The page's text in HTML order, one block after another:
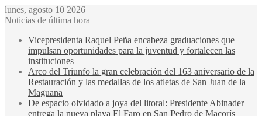
lunes, agosto 10 2026
Noticias de última hora
Vicepresidenta Raquel Peña encabeza graduaciones que
impulsan oportunidades para la juventud y fortalecen las
instituciones
Arco del Triunfo la gran celebración del 163 aniversario de la
Restauración y las medallas de los atletas de San Juan de la
Maguana
De espacio olvidado a joya del litoral: Presidente Abinader
entrega la nueva playa El Faro en San Pedro de Macorís